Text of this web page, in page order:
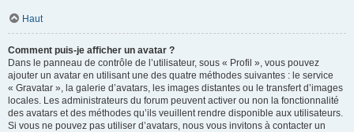
Haut
Comment puis-je afficher un avatar ?
Dans le panneau de contrôle de l’utilisateur, sous « Profil », vous pouvez
ajouter un avatar en utilisant une des quatre méthodes suivantes : le service
« Gravatar », la galerie d’avatars, les images distantes ou le transfert d’images
locales. Les administrateurs du forum peuvent activer ou non la fonctionnalité
des avatars et des méthodes qu’ils veuillent rendre disponible aux utilisateurs.
Si vous ne pouvez pas utiliser d’avatars, nous vous invitons à contacter un